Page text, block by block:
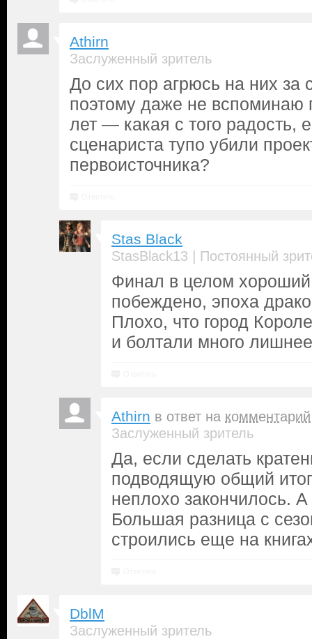
Athirn
Заслуженный зритель
До сих пор агрюсь на них за
поэтому даже не вспоминаю
лет — какая с того радость,
сценариста тупо убили
первоисточника?
Stas Black
StasBlack13 | Постоянный
Финал в целом
побеждено, эпоха
Плохо, что город
и болтали много
Athirn в ответ на комментарий
Заслуженный зритель
Да, если сделать
подводящую общий
неплохо закончилось.
Большая разница с
строились еще на
DblM
Заслуженный зритель